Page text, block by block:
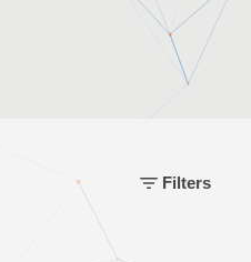
Filters